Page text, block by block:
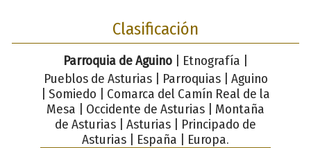
Clasificación
Parroquia de Aguino | Etnografía |
Pueblos de Asturias | Parroquias | Aguino
| Somiedo | Comarca del Camín Real de la
Mesa | Occidente de Asturias | Montaña
de Asturias | Asturias | Principado de
Asturias | España | Europa.